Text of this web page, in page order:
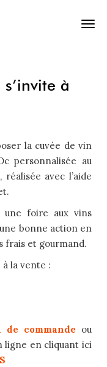
à
la cuvée de vin
personnalisée au
réalisée avec l’aide
une foire aux vins
bonne action en
frais et gourmand.
la vente :
de commandeou
ligne en cliquant ici